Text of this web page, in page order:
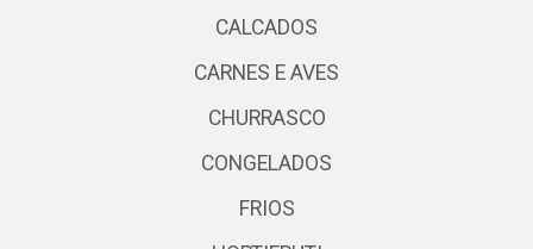
CALCADOS
CARNES E AVES
CHURRASCO
CONGELADOS
FRIOS